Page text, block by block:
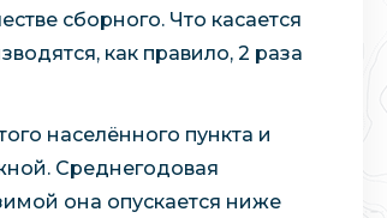
сборного. Что касается
как правило, 2 раза
населённого пункта и
Среднегодовая
она опускается ниже